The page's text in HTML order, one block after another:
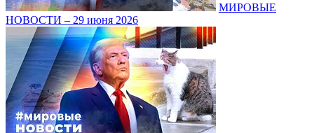
МИРОВЫЕ
НОВОСТИ – 29 июня 2026